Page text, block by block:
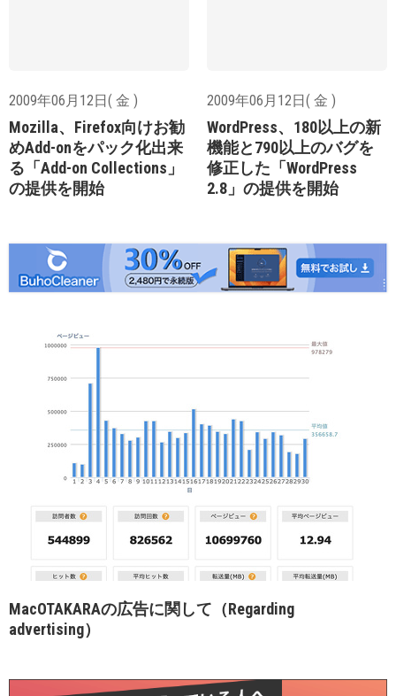
2009年06月12日( 金 )
Mozilla、Firefox向けお勧
めAdd-onをパック化出来
る「Add-on Collections」
の提供を開始
2009年06月12日( 金 )
WordPress、180以上の新
機能と790以上のバグを
修正した「WordPress
2.8」の提供を開始
MacOTAKARAの広告に関して（Regarding
advertising）